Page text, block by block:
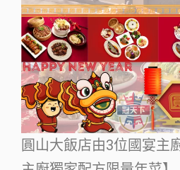
圓山大飯店由3位國宴主